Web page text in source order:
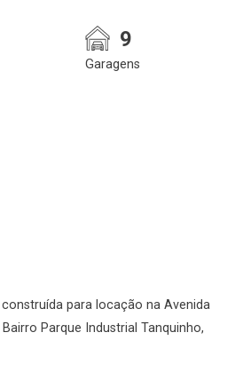
9
Garagens
para locação na Avenida
Parque Industrial Tanquinho,